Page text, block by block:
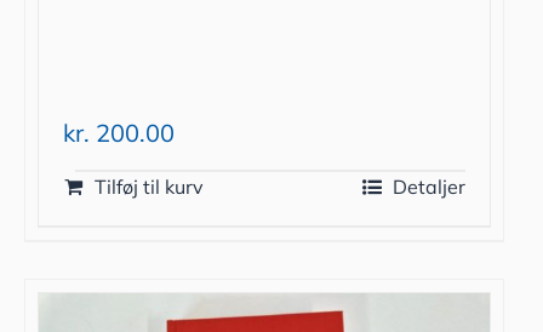
kr. 200.00
Tilføj til kurv Detaljer